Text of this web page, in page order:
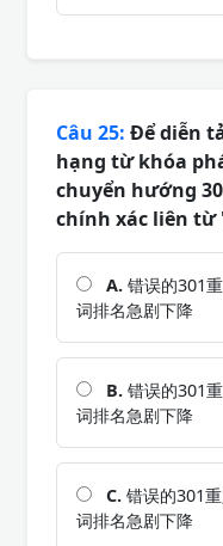
Câu 25: Để diễn
hạng từ khóa
chuyển hướng
chính xác liên từ
A. 错误的301
词排名急剧下降
B. 错误的301
词排名急剧下降
C. 错误的301
词排名急剧下降